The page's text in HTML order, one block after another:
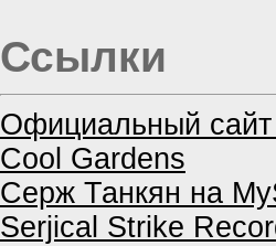
Ссылки
Официальный сайт
Cool Gardens
Серж Танкян на
Serjical Strike